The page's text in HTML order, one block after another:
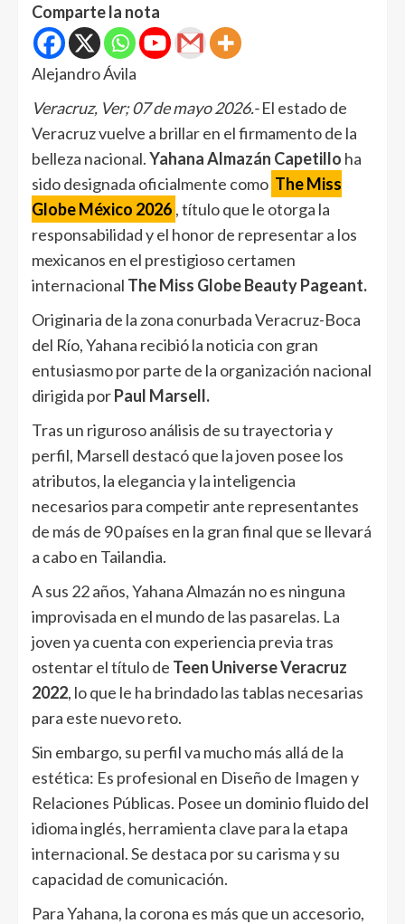
Comparte la nota
Alejandro Ávila
Veracruz, Ver; 07 de mayo 2026.-El estado de
Veracruz vuelve a brillar en el firmamento de la
belleza nacional.Yahana Almazán Capetillo ha
sido designada oficialmente como The Miss
Globe México 2026 , título que le otorga la
responsabilidad y el honor de representar a los
mexicanos en el prestigioso certamen
internacional The Miss Globe Beauty Pageant.
Originaria de la zona conurbada Veracruz-Boca
del Río, Yahana recibió la noticia con gran
entusiasmo por parte de la organización nacional
dirigida porPaul Marsell.
Tras un riguroso análisis de su trayectoria y
perfil, Marsell destacó que la joven posee los
atributos, la elegancia y la inteligencia
necesarios para competir ante representantes
de más de 90 países en la gran final que se llevará
a cabo en Tailandia.
A sus 22 años, Yahana Almazán no es ninguna
improvisada en el mundo de las pasarelas. La
joven ya cuenta con experiencia previa tras
ostentar el título de Teen Universe Veracruz
2022, lo que le ha brindado las tablas necesarias
para este nuevo reto.
Sin embargo, su perfil va mucho más allá de la
estética: Es profesional en Diseño de Imagen y
Relaciones Públicas. Posee un dominio fluido del
idioma inglés, herramienta clave para la etapa
internacional. Se destaca por su carisma y su
capacidad de comunicación.
Para Yahana, la corona es más que un accesorio,